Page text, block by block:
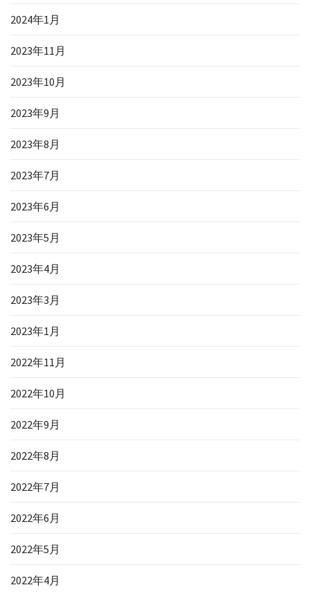
2024年1月
2023年11月
2023年10月
2023年9月
2023年8月
2023年7月
2023年6月
2023年5月
2023年4月
2023年3月
2023年1月
2022年11月
2022年10月
2022年9月
2022年8月
2022年7月
2022年6月
2022年5月
2022年4月